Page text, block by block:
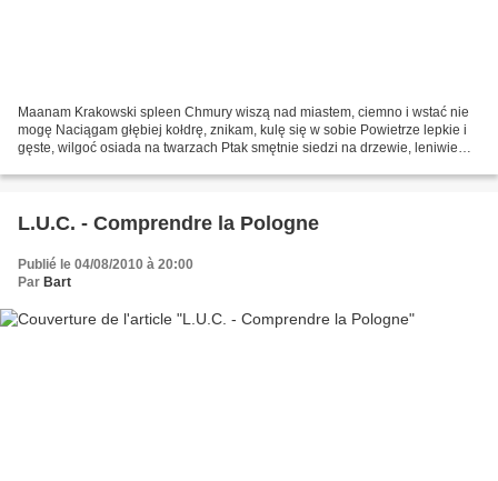
Maanam Krakowski spleen Chmury wiszą nad miastem, ciemno i wstać nie
mogę Naciągam głębiej kołdrę, znikam, kulę się w sobie Powietrze lepkie i
gęste, wilgoć osiada na twarzach Ptak smętnie siedzi na drzewie, leniwie
L.U.C. - Comprendre la Pologne
Publié le 04/08/2010 à 20:00
Par Bart